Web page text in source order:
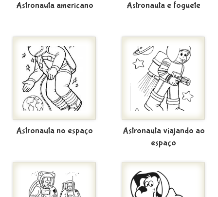
Astronauta americano Astronauta e foguete
Astronauta no espaço
Astronauta viajando ao
espaço